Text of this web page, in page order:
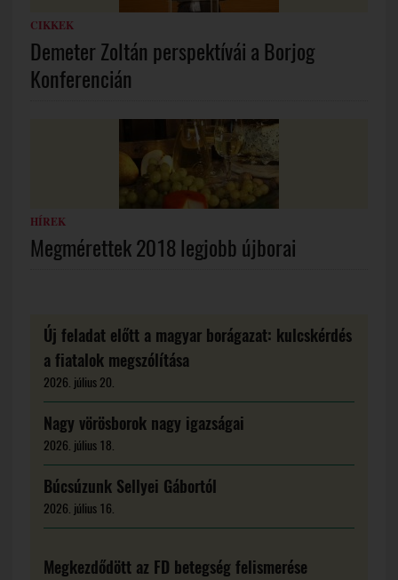
CIKKEK
Demeter Zoltán perspektívái a Borjog
Konferencián
HÍREK
Megmérettek 2018 legjobb újborai
Új feladat előtt a magyar borágazat: kulcskérdés
a fiatalok megszólítása
2026. július 20.
Nagy vörösborok nagy igazságai
2026. július 18.
Búcsúzunk Sellyei Gábortól
2026. július 16.
Megkezdődött az FD betegség felismerése